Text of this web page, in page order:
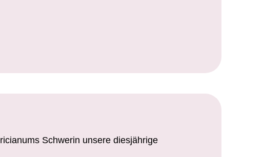
Schwerin unsere diesjährige